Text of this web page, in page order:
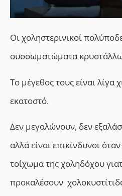
Οι χοληστερινικοί
συσσωματώματα
Το μέγεθος τους είναι λίγα
εκατοστό.
Δεν μεγαλώνουν, δεν
αλλά είναι επικίνδυνοι
τοίχωμα της χοληδόχου
προκαλέσουν